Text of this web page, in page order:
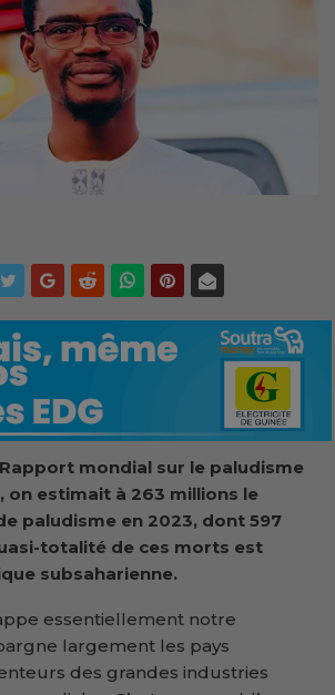
mondial sur le paludisme
on estimait à 263 millions le
paludisme en 2023, dont 597
totalité de ces morts est
subsaharienne.
essentiellement notre
largement les pays
des grandes industries